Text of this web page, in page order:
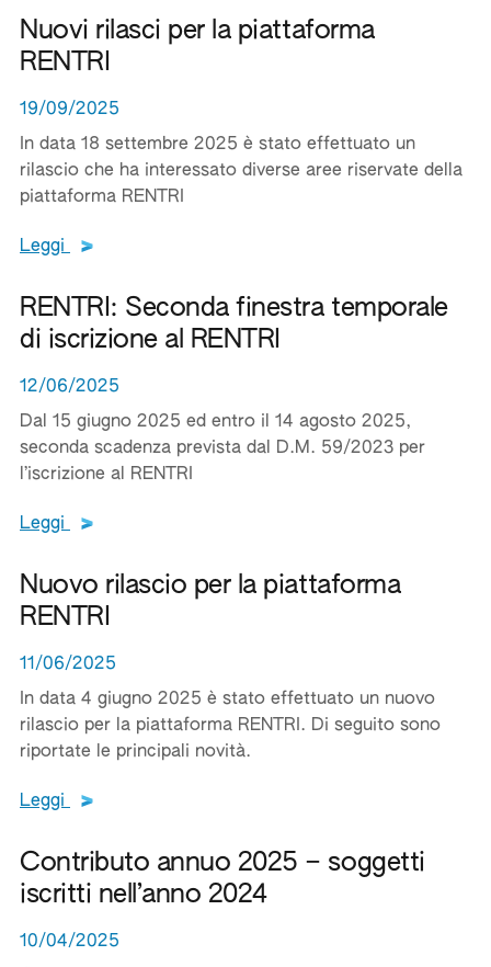
Nuovi rilasci per la piattaforma
RENTRI
19/09/2025
In data 18 settembre 2025 è stato effettuato un
rilascio che ha interessato diverse aree riservate della
piattaforma RENTRI
Leggi Leggi tutto il testo del documento
RENTRI: Seconda finestra temporale
di iscrizione al RENTRI
12/06/2025
Dal 15 giugno 2025 ed entro il 14 agosto 2025,
seconda scadenza prevista dal D.M. 59/2023 per
l’iscrizione al RENTRI
Leggi Leggi tutto il testo del documento
Nuovo rilascio per la piattaforma
RENTRI
11/06/2025
In data 4 giugno 2025 è stato effettuato un nuovo
rilascio per la piattaforma RENTRI. Di seguito sono
riportate le principali novità.
Leggi Leggi tutto il testo del documento
Contributo annuo 2025 – soggetti
iscritti nell’anno 2024
10/04/2025